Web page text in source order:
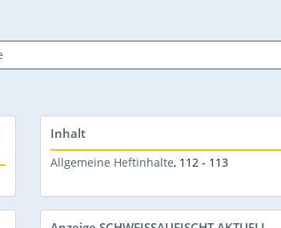
Inhalt
Allgemeine Heftinhalte, 112 - 113